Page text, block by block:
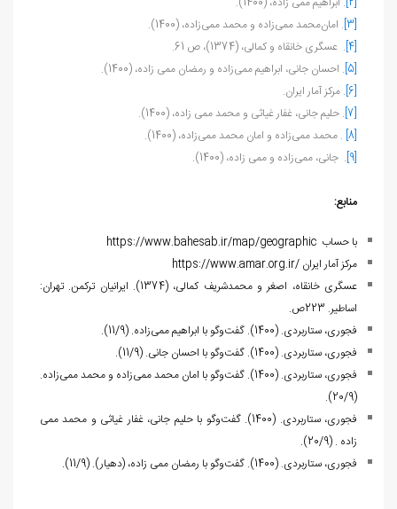
[3]. امان‌محمد ممی‌زاده و محمد ممی‌زاده، (1400).
[4]. عسگری خانقاه و کمالی، (1374)، ص 61.
[5]. احسان جانی، ابراهیم ممی‌زاده و رمضان ممی زاده، (1400).
[6]. مرکز آمار ایران.
[7]. حلیم جانی، غفار غیاثی و محمد ممی زاده، (1400).
[8] . محمد ممی‌زاده و امان محمد ممی‌زاده، (1400).
[9]. جانی، ممی‌زاده و ممی زاده، (1400).
منابع:
با حساب https://www.bahesab.ir/map/geographic
مرکز آمار ایران https://www.amar.org.ir/
عسگری خانقاه، اصغر و محمدشریف کمالی، (1374). ایرانیان ترکمن. تهران:
اساطیر. 223ص.
فجوری، ستاربردی. (1400). گفت‌وگو با ابراهیم ممی‌زاده. (11/9).
فجوری، ستاربردی. (1400). گفت‌وگو با احسان جانی. (11/9).
فجوری، ستاربردی. (1400). گفت‌وگو با امان‌ محمد ممی‌زاده و محمد ممی‌زاده.
(20/9).
فجوری، ستاربردی. (1400). گفت‌وگو با حلیم جانی، غفار غیاثی و محمد ممی
زاده . (20/9).
فجوری، ستاربردی. (1400). گفت‌و‌گو با رمضان ممی زاده، (دهیار). (11/9).